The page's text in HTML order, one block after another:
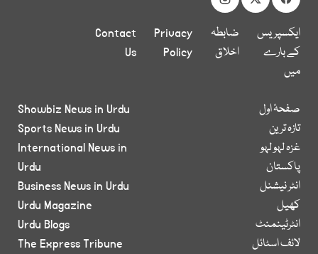
ایکسپریس
کے بارے
میں
ضابطہ
اخلاق
Privacy
Policy
Contact
Us
صفحۂ اول
تازہ ترین
غزہ لہو لہو
پاکستان
انٹر نیشنل
کھیل
انٹرٹینمنٹ
لائف اسٹائل
Showbiz News in Urdu
Sports News in Urdu
International News in
Urdu
Business News in Urdu
Urdu Magazine
Urdu Blogs
The Express Tribune